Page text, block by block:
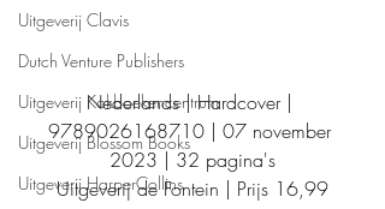
Uitgeverij Clavis
Dutch Venture Publishers
Uitgeverij Kokboekencentrum
Uitgeverij Blossom Books
Uitgeverij HarperCollins
Nederlands | Hardcover |
9789026168710 | 07 november
2023 | 32 pagina's
Uitgeverij de Fontein | Prijs 16,99